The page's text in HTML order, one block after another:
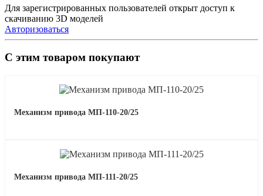
Для зарегистрированных пользователей открыт доступ к
скачиванию 3D моделей
Авторизоваться
С этим товаром покупают
Механизм привода МП-110-20/25
Механизм привода МП-111-20/25